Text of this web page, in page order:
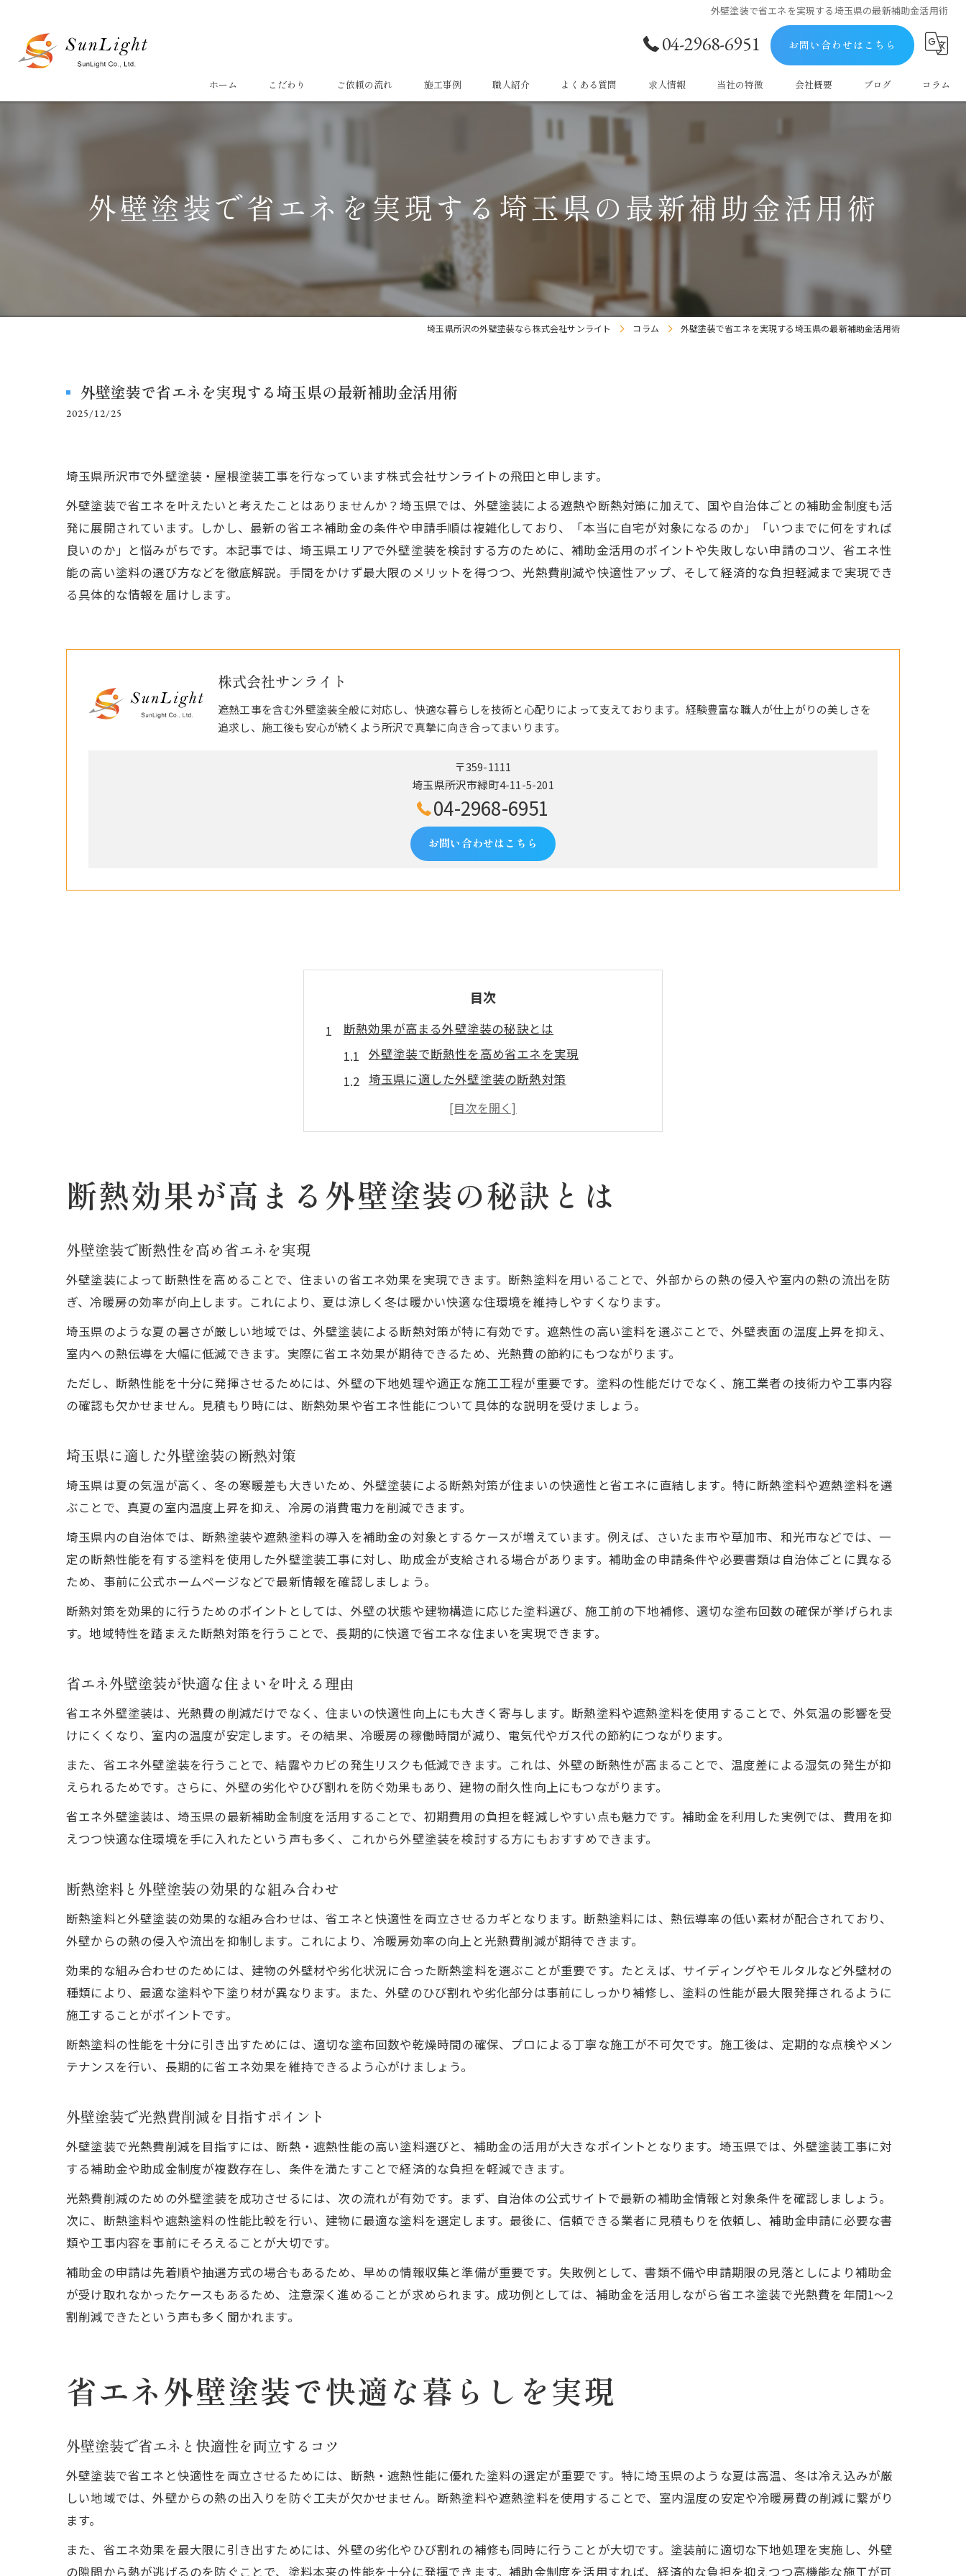
外壁塗装で省エネを実現する埼玉県の最新補助金活用術
04-2968-6951 お問い合わせはこちら
ホーム こだわり ご依頼の流れ 施工事例 職人紹介 よくある質問 求人情報 当社の特徴
塗料
マンション
会社概要 ブログ コラム
外壁塗装で省エネを実現する埼玉県の最新補助金活用術
埼玉県所沢の外壁塗装なら株式会社サンライト コラム 外壁塗装で省エネを実現する埼玉県の最新補助金活用術
外壁塗装で省エネを実現する埼玉県の最新補助金活用術
2025/12/25
埼玉県所沢市で外壁塗装・屋根塗装工事を行なっています株式会社サンライトの飛田と申します。
外壁塗装で省エネを叶えたいと考えたことはありませんか？埼玉県では、外壁塗装による遮熱や断熱対策に加えて、国や自治体ごとの補助金制度も活
発に展開されています。しかし、最新の省エネ補助金の条件や申請手順は複雑化しており、「本当に自宅が対象になるのか」「いつまでに何をすれば
良いのか」と悩みがちです。本記事では、埼玉県エリアで外壁塗装を検討する方のために、補助金活用のポイントや失敗しない申請のコツ、省エネ性
能の高い塗料の選び方などを徹底解説。手間をかけず最大限のメリットを得つつ、光熱費削減や快適性アップ、そして経済的な負担軽減まで実現でき
る具体的な情報を届けします。
株式会社サンライト
遮熱工事を含む外壁塗装全般に対応し、快適な暮らしを技術と心配りによって支えております。経験豊富な職人が仕上がりの美しさを
追求し、施工後も安心が続くよう所沢で真摯に向き合ってまいります。
〒359-1111
埼玉県所沢市緑町4-11-5-201
04-2968-6951
お問い合わせはこちら
目次
断熱効果が高まる外壁塗装の秘訣とは
外壁塗装で断熱性を高め省エネを実現
埼玉県に適した外壁塗装の断熱対策
省エネ外壁塗装が快適な住まいを叶える理由
断熱塗料と外壁塗装の効果的な組み合わせ
省エネ外壁塗装で快適な暮らしを実現
外壁塗装で省エネと快適性を両立するコツ
快適な住まいを作る外壁塗装の選び方
省エネ外壁塗装で健康的な生活環境を手に入れる
補助金活用でお得に外壁塗装する方法
外壁塗装の省エネ補助金を上手に活用するコツ
埼玉県で受けられる外壁塗装補助金の最新情報
外壁塗装補助金の条件と申請手順のポイント
遮熱塗料による光熱費削減の実例紹介
外壁塗装に遮熱塗料を選ぶメリットとは
省エネ外壁塗装で光熱費が下がった実例解説
埼玉県の外壁塗装で見られる効果的な節約事例
外壁塗装で遮熱効果を最大限活かす方法
光熱費削減に成功した外壁塗装事例をチェック
外壁塗装の省エネ性能を比較してみよう
埼玉県で人気の省エネ外壁塗装の実力比較
外壁塗装の省エネ性能を見極めるポイント
省エネ外壁塗装の選び方と比較基準のコツ
今注目される省エネ外壁塗装の選び方
外壁塗装で省エネを実現する塗料の選定法
埼玉県でおすすめの省エネ外壁塗装の選び方
快適さと省エネを両立する外壁塗装の秘訣
断熱効果が高まる外壁塗装の秘訣とは
外壁塗装で断熱性を高め省エネを実現
外壁塗装によって断熱性を高めることで、住まいの省エネ効果を実現できます。断熱塗料を用いることで、外部からの熱の侵入や室内の熱の流出を防
ぎ、冷暖房の効率が向上します。これにより、夏は涼しく冬は暖かい快適な住環境を維持しやすくなります。
埼玉県のような夏の暑さが厳しい地域では、外壁塗装による断熱対策が特に有効です。遮熱性の高い塗料を選ぶことで、外壁表面の温度上昇を抑え、
室内への熱伝導を大幅に低減できます。実際に省エネ効果が期待できるため、光熱費の節約にもつながります。
ただし、断熱性能を十分に発揮させるためには、外壁の下地処理や適正な施工工程が重要です。塗料の性能だけでなく、施工業者の技術力や工事内容
の確認も欠かせません。見積もり時には、断熱効果や省エネ性能について具体的な説明を受けましょう。
埼玉県に適した外壁塗装の断熱対策
埼玉県は夏の気温が高く、冬の寒暖差も大きいため、外壁塗装による断熱対策が住まいの快適性と省エネに直結します。特に断熱塗料や遮熱塗料を選
ぶことで、真夏の室内温度上昇を抑え、冷房の消費電力を削減できます。
埼玉県内の自治体では、断熱塗装や遮熱塗料の導入を補助金の対象とするケースが増えています。例えば、さいたま市や草加市、和光市などでは、一
定の断熱性能を有する塗料を使用した外壁塗装工事に対し、助成金が支給される場合があります。補助金の申請条件や必要書類は自治体ごとに異なる
ため、事前に公式ホームページなどで最新情報を確認しましょう。
断熱対策を効果的に行うためのポイントとしては、外壁の状態や建物構造に応じた塗料選び、施工前の下地補修、適切な塗布回数の確保が挙げられま
す。地域特性を踏まえた断熱対策を行うことで、長期的に快適で省エネな住まいを実現できます。
省エネ外壁塗装が快適な住まいを叶える理由
省エネ外壁塗装は、光熱費の削減だけでなく、住まいの快適性向上にも大きく寄与します。断熱塗料や遮熱塗料を使用することで、外気温の影響を受
けにくくなり、室内の温度が安定します。その結果、冷暖房の稼働時間が減り、電気代やガス代の節約につながります。
また、省エネ外壁塗装を行うことで、結露やカビの発生リスクも低減できます。これは、外壁の断熱性が高まることで、温度差による湿気の発生が抑
えられるためです。さらに、外壁の劣化やひび割れを防ぐ効果もあり、建物の耐久性向上にもつながります。
省エネ外壁塗装は、埼玉県の最新補助金制度を活用することで、初期費用の負担を軽減しやすい点も魅力です。補助金を利用した実例では、費用を抑
えつつ快適な住環境を手に入れたという声も多く、これから外壁塗装を検討する方にもおすすめできます。
断熱塗料と外壁塗装の効果的な組み合わせ
断熱塗料と外壁塗装の効果的な組み合わせは、省エネと快適性を両立させるカギとなります。断熱塗料には、熱伝導率の低い素材が配合されており、
外壁からの熱の侵入や流出を抑制します。これにより、冷暖房効率の向上と光熱費削減が期待できます。
効果的な組み合わせのためには、建物の外壁材や劣化状況に合った断熱塗料を選ぶことが重要です。たとえば、サイディングやモルタルなど外壁材の
種類により、最適な塗料や下塗り材が異なります。また、外壁のひび割れや劣化部分は事前にしっかり補修し、塗料の性能が最大限発揮されるように
施工することがポイントです。
断熱塗料の性能を十分に引き出すためには、適切な塗布回数や乾燥時間の確保、プロによる丁寧な施工が不可欠です。施工後は、定期的な点検やメン
テナンスを行い、長期的に省エネ効果を維持できるよう心がけましょう。
外壁塗装で光熱費削減を目指すポイント
外壁塗装で光熱費削減を目指すには、断熱・遮熱性能の高い塗料選びと、補助金の活用が大きなポイントとなります。埼玉県では、外壁塗装工事に対
する補助金や助成金制度が複数存在し、条件を満たすことで経済的な負担を軽減できます。
光熱費削減のための外壁塗装を成功させるには、次の流れが有効です。まず、自治体の公式サイトで最新の補助金情報と対象条件を確認しましょう。
次に、断熱塗料や遮熱塗料の性能比較を行い、建物に最適な塗料を選定します。最後に、信頼できる業者に見積もりを依頼し、補助金申請に必要な書
類や工事内容を事前にそろえることが大切です。
補助金の申請は先着順や抽選方式の場合もあるため、早めの情報収集と準備が重要です。失敗例として、書類不備や申請期限の見落としにより補助金
が受け取れなかったケースもあるため、注意深く進めることが求められます。成功例としては、補助金を活用しながら省エネ塗装で光熱費を年間1〜2
割削減できたという声も多く聞かれます。
省エネ外壁塗装で快適な暮らしを実現
外壁塗装で省エネと快適性を両立するコツ
外壁塗装で省エネと快適性を両立させるためには、断熱・遮熱性能に優れた塗料の選定が重要です。特に埼玉県のような夏は高温、冬は冷え込みが厳
しい地域では、外壁からの熱の出入りを防ぐ工夫が欠かせません。断熱塗料や遮熱塗料を使用することで、室内温度の安定や冷暖房費の削減に繋がり
ます。
また、省エネ効果を最大限に引き出すためには、外壁の劣化やひび割れの補修も同時に行うことが大切です。塗装前に適切な下地処理を実施し、外壁
の隙間から熱が逃げるのを防ぐことで、塗料本来の性能を十分に発揮できます。補助金制度を活用すれば、経済的な負担を抑えつつ高機能な施工が可